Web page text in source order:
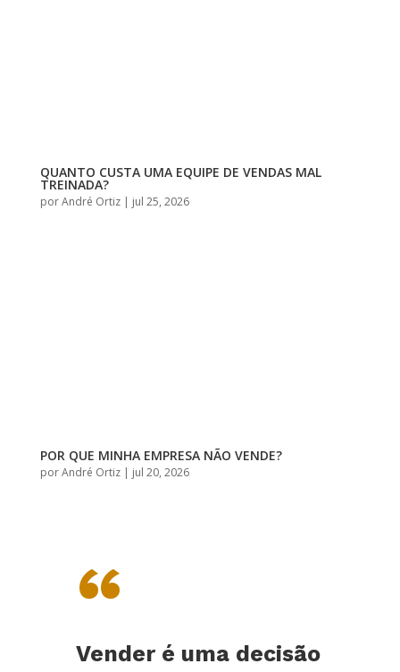
QUANTO CUSTA UMA EQUIPE DE VENDAS MAL
TREINADA?
porAndré Ortiz| jul 25, 2026
POR QUE MINHA EMPRESA NÃO VENDE?
porAndré Ortiz| jul 20, 2026
“
Vender é uma decisão